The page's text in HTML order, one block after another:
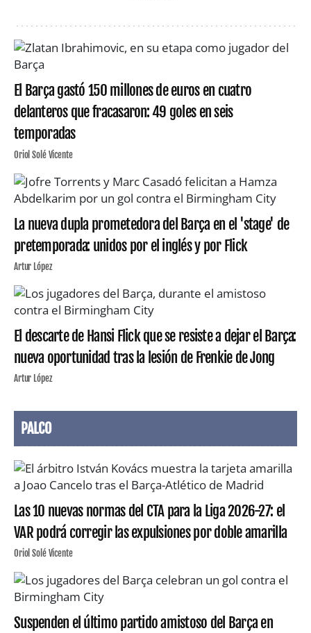
El Barça gastó 150 millones de euros en cuatro
delanteros que fracasaron: 49 goles en seis
temporadas
Oriol Solé Vicente
La nueva dupla prometedora del Barça en el 'stage' de
pretemporada: unidos por el inglés y por Flick
Artur López
El descarte de Hansi Flick que se resiste a dejar el Barça:
nueva oportunidad tras la lesión de Frenkie de Jong
Artur López
PALCO
Las 10 nuevas normas del CTA para la Liga 2026-27: el
VAR podrá corregir las expulsiones por doble amarilla
Oriol Solé Vicente
Suspenden el último partido amistoso del Barça en